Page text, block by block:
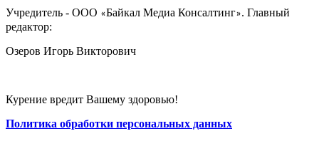
Учредитель - ООО «Байкал Медиа Консалтинг». Главный
редактор:
Озеров Игорь Викторович
Курение вредит Вашему здоровью!
Политика обработки персональных данных